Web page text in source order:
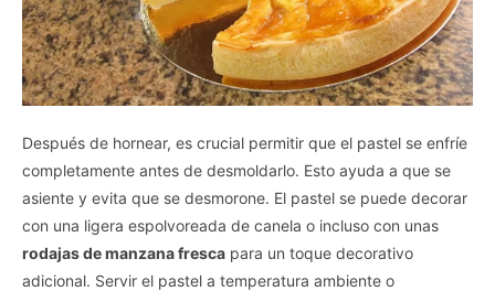
Después de hornear, es crucial permitir que el pastel se enfríe
completamente antes de desmoldarlo. Esto ayuda a que se
asiente y evita que se desmorone. El pastel se puede decorar
con una ligera espolvoreada de canela o incluso con unas
rodajas de manzana fresca para un toque decorativo
adicional. Servir el pastel a temperatura ambiente o